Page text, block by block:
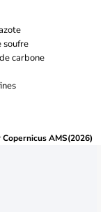
soufre
carbone
Copernicus AMS(2026)